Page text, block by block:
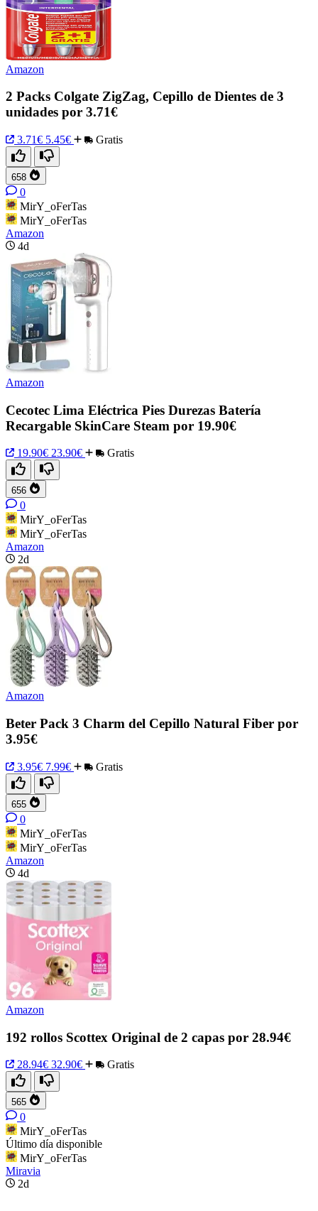
Amazon
2 Packs Colgate ZigZag, Cepillo de Dientes de 3
unidades por 3.71€
3.71€ 5.45€ Gratis
658
0
MirY_oFerTas
MirY_oFerTas
Amazon
4d
Amazon
Cecotec Lima Eléctrica Pies Durezas Batería
Recargable SkinCare Steam por 19.90€
19.90€ 23.90€ Gratis
656
0
MirY_oFerTas
MirY_oFerTas
Amazon
2d
Amazon
Beter Pack 3 Charm del Cepillo Natural Fiber por
3.95€
3.95€ 7.99€ Gratis
655
0
MirY_oFerTas
MirY_oFerTas
Amazon
4d
Amazon
192 rollos Scottex Original de 2 capas por 28.94€
28.94€ 32.90€ Gratis
565
0
MirY_oFerTas
Último día disponible
MirY_oFerTas
Miravia
2d